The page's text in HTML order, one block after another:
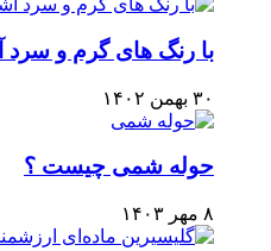
با رنگ های گرم و سرد
۳۰ بهمن ۱۴۰۲
حوله شمی چیست ؟
۸ مهر ۱۴۰۳